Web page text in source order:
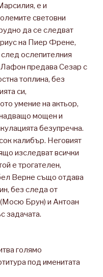
е и
световни
да се следват
на Пиер Френе,
ослепителния
Лафон предава Сезар с
топлина, без
си,
умение на актьор,
мощен и
безупречна.
калибър. Неговият
изследват всички
е трогателен,
Верне също отдава
без следа от
Брун) и Антоан
задачата.
голямо
под именитата